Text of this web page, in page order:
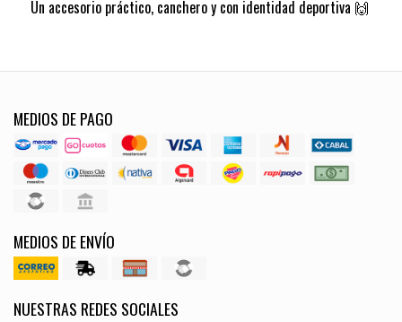
Un accesorio práctico, canchero y con identidad deportiva 🙌
MEDIOS DE PAGO
MEDIOS DE ENVÍO
NUESTRAS REDES SOCIALES